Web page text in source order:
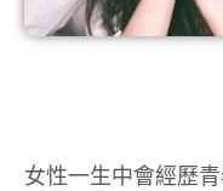
女性一生中會經歷